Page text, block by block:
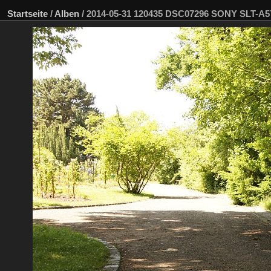
Startseite / Alben / 2014-05-31 120435 DSC07296 SONY SLT-